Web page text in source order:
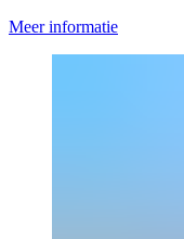
Meer informatie